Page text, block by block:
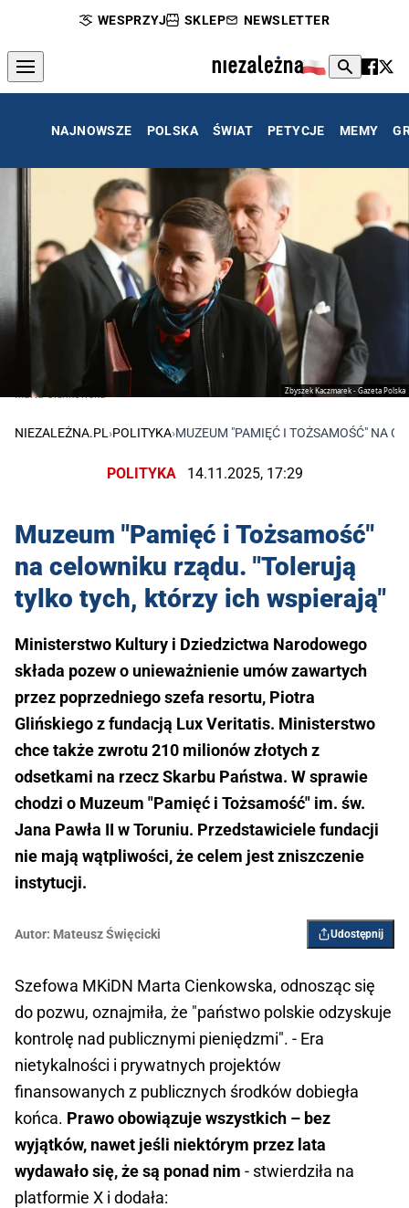
WESPRZYJ SKLEP NEWSLETTER
NAJNOWSZE POLSKA ŚWIAT PETYCJE MEMY
Zbyszek Kaczmarek - Gazeta Polska
Marta Cienkowska
NIEZALEŻNA.PL ›POLITYKA›MUZEUM "PAMIĘĆ I TOŻSAMOŚĆ" NA
POLITYKA 14.11.2025, 17:29
Muzeum "Pamięć i Tożsamość"
na celowniku rządu. "Tolerują
tylko tych, którzy ich wspierają"
Ministerstwo Kultury i Dziedzictwa Narodowego
składa pozew o unieważnienie umów zawartych
przez poprzedniego szefa resortu, Piotra
Glińskiego z fundacją Lux Veritatis. Ministerstwo
chce także zwrotu 210 milionów złotych z
odsetkami na rzecz Skarbu Państwa. W sprawie
chodzi o Muzeum "Pamięć i Tożsamość" im. św.
Jana Pawła II w Toruniu. Przedstawiciele fundacji
nie mają wątpliwości, że celem jest zniszczenie
instytucji.
Autor: Mateusz Święcicki Udostępnij
Szefowa MKiDN Marta Cienkowska, odnosząc się
do pozwu, oznajmiła, że "państwo polskie odzyskuje
kontrolę nad publicznymi pieniędzmi". - Era
nietykalności i prywatnych projektów
finansowanych z publicznych środków dobiegła
końca. Prawo obowiązuje wszystkich – bez
wyjątków, nawet jeśli niektórym przez lata
wydawało się, że są ponad nim - stwierdziła na
platformie X i dodała: